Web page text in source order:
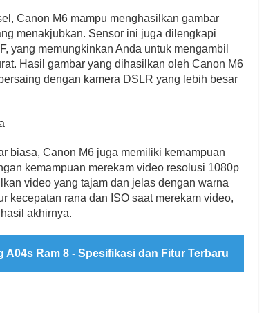
Canon M6 mampu menghasilkan gambar
menakjubkan. Sensor ini juga dilengkapi
yang memungkinkan Anda untuk mengambil
Hasil gambar yang dihasilkan oleh Canon M6
dengan kamera DSLR yang lebih besar
biasa, Canon M6 juga memiliki kemampuan
kemampuan merekam video resolusi 1080p
video yang tajam dan jelas dengan warna
kecepatan rana dan ISO saat merekam video,
akhirnya.
A04s Ram 8 - Spesifikasi dan Fitur Terbaru